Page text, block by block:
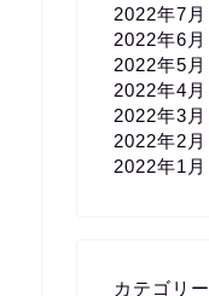
2022年7月
2022年6月
2022年5月
2022年4月
2022年3月
2022年2月
2022年1月
カテゴリー